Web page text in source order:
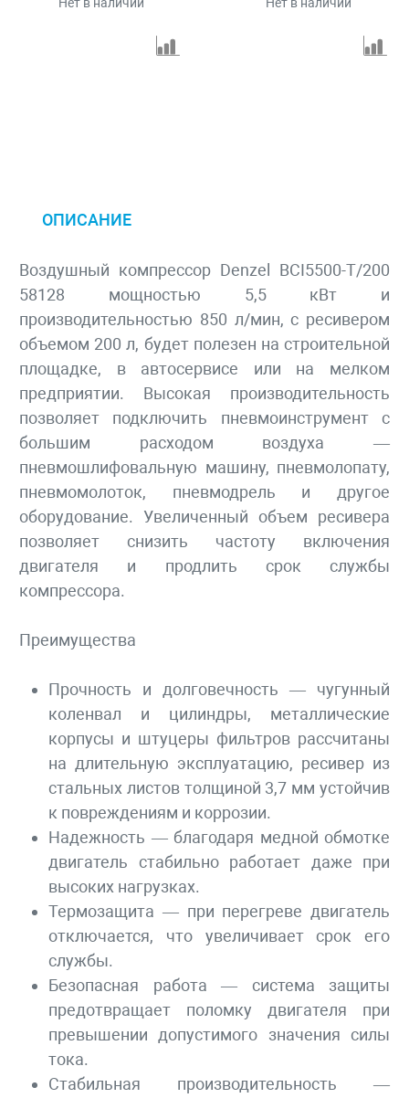
ОПИСАНИЕ
Воздушный компрессор Denzel BCI5500-T/200
58128 мощностью 5,5 кВт и
производительностью 850 л/мин, с ресивером
объемом 200 л, будет полезен на строительной
площадке, в автосервисе или на мелком
предприятии. Высокая производительность
позволяет подключить пневмоинструмент с
большим расходом воздуха —
пневмошлифовальную машину, пневмолопату,
пневмомолоток, пневмодрель и другое
оборудование. Увеличенный объем ресивера
позволяет снизить частоту включения
двигателя и продлить срок службы
компрессора.
Преимущества
Прочность и долговечность — чугунный
коленвал и цилиндры, металлические
корпусы и штуцеры фильтров рассчитаны
на длительную эксплуатацию, ресивер из
стальных листов толщиной 3,7 мм устойчив
к повреждениям и коррозии.
Надежность — благодаря медной обмотке
двигатель стабильно работает даже при
высоких нагрузках.
Термозащита — при перегреве двигатель
отключается, что увеличивает срок его
службы.
Безопасная работа — система защиты
предотвращает поломку двигателя при
превышении допустимого значения силы
тока.
Стабильная производительность —